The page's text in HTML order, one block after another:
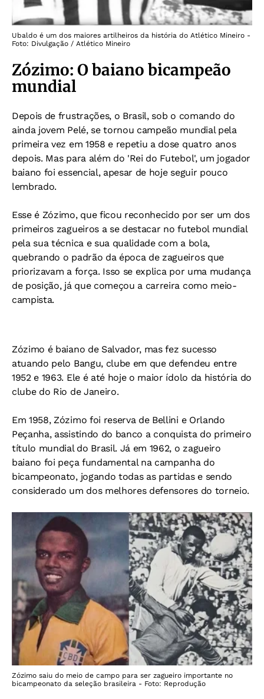
Ubaldo é um dos maiores artilheiros da história do Atlético Mineiro -
Foto: Divulgação / Atlético Mineiro
Zózimo: O baiano bicampeão
mundial
Depois de frustrações, o Brasil, sob o comando do
ainda jovem Pelé, se tornou campeão mundial pela
primeira vez em 1958 e repetiu a dose quatro anos
depois. Mas para além do 'Rei do Futebol', um jogador
baiano foi essencial, apesar de hoje seguir pouco
lembrado.
Esse é Zózimo, que ficou reconhecido por ser um dos
primeiros zagueiros a se destacar no futebol mundial
pela sua técnica e sua qualidade com a bola,
quebrando o padrão da época de zagueiros que
priorizavam a força. Isso se explica por uma mudança
de posição, já que começou a carreira como meio-
campista.
Zózimo é baiano de Salvador, mas fez sucesso
atuando pelo Bangu, clube em que defendeu entre
1952 e 1963. Ele é até hoje o maior ídolo da história do
clube do Rio de Janeiro.
Em 1958, Zózimo foi reserva de Bellini e Orlando
Peçanha, assistindo do banco a conquista do primeiro
título mundial do Brasil. Já em 1962, o zagueiro
baiano foi peça fundamental na campanha do
bicampeonato, jogando todas as partidas e sendo
considerado um dos melhores defensores do torneio.
Zózimo saiu do meio de campo para ser zagueiro importante no
bicampeonato da seleção brasileira - Foto: Reprodução